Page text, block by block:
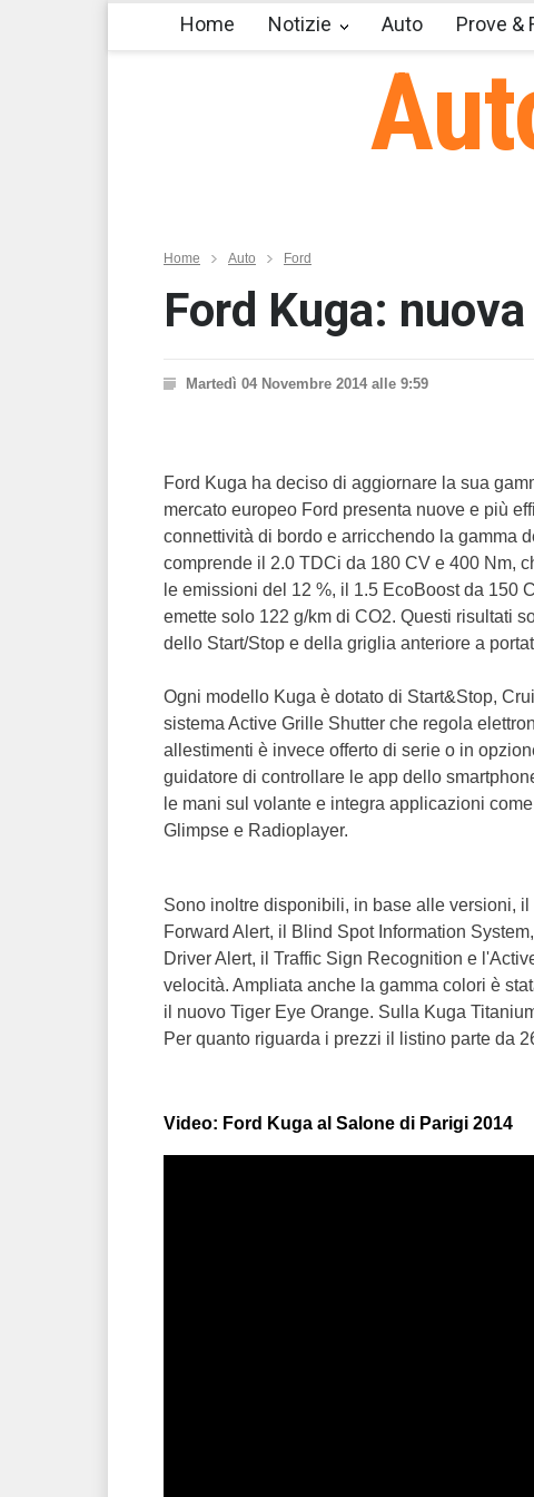
Home Notizie Auto Prove &
Home Auto Ford
Ford Kuga:
Martedì 04 Novembre 2014 alle 9:59
Ford Kuga ha deciso di aggiornare la sua
mercato europeo Ford presenta nuove e più
connettività di bordo e arricchendo la gamma
comprende il 2.0 TDCi da 180 CV e 400 Nm,
le emissioni del 12 %, il 1.5 EcoBoost da 150
emette solo 122 g/km di CO2. Questi risultati
dello Start/Stop e della griglia anteriore a
Ogni modello Kuga è dotato di Start&Stop,
sistema Active Grille Shutter che regola
allestimenti è invece offerto di serie o in
guidatore di controllare le app dello
le mani sul volante e integra applicazioni
Glimpse e Radioplayer.
Sono inoltre disponibili, in base alle versioni,
Forward Alert, il Blind Spot Information
Driver Alert, il Traffic Sign Recognition e
velocità. Ampliata anche la gamma colori è
il nuovo Tiger Eye Orange. Sulla Kuga
Per quanto riguarda i prezzi il listino parte da
Video: Ford Kuga al Salone di Parigi 2014